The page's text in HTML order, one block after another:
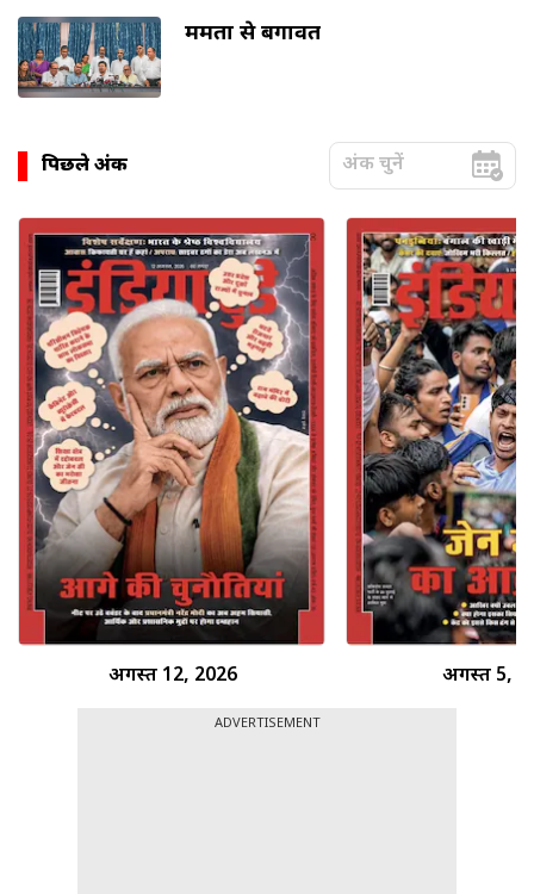
ममता से बगावत
पिछले अंक
अगस्त 12, 2026 अगस्त 5,
ADVERTISEMENT